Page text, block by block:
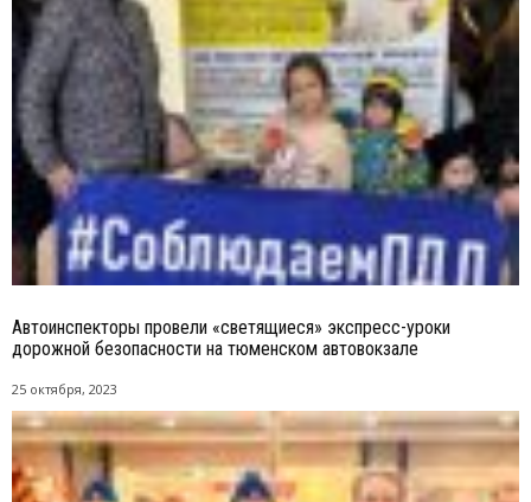
Автоинспекторы провели «светящиеся» экспресс-уроки
дорожной безопасности на тюменском автовокзале
25 октября, 2023